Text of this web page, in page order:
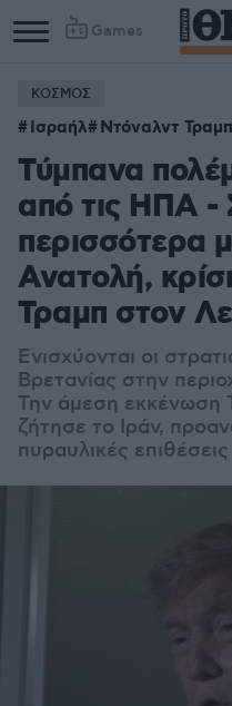
Games
ΚΟΣΜΟΣ
Ισραήλ Ντόναλντ Τραμπ
Τύμπανα
από τις ΗΠΑ -
περισσότερα
Ανατολή,
Τραμπ στον
Ενισχύονται οι
Βρετανίας στην
Την άμεση εκκένωση
ζήτησε το Ιράν,
πυραυλικές επιθέσεις